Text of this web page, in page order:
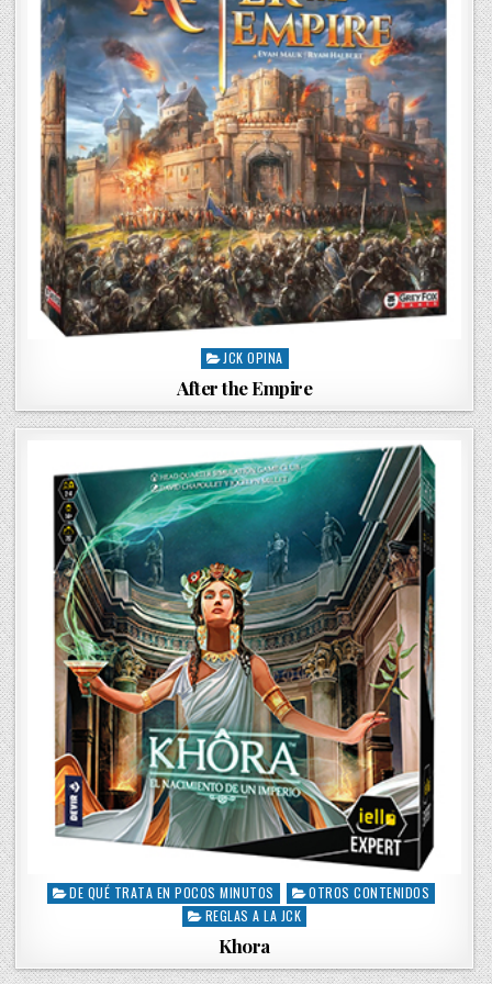
P
t
d
i
n
JCK OPINA
After the Empire
P
DE QUÉ TRATA EN POCOS MINUTOS
OTROS CONTENIDOS
REGLAS A LA JCK
Khora